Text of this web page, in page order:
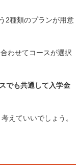
2種類のプランが用意
わせてコースが選択
でも共通して入学金
えていいでしょう。